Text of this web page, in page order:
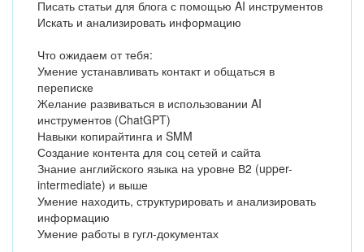
Писать статьи для блога с помощью AI инструментов
Искать и анализировать информацию
Что ожидаем от тебя:
Умение устанавливать контакт и общаться в
переписке
Желание развиваться в использовании AI
инструментов (ChatGPT)
Навыки копирайтинга и SMM
Создание контента для соц сетей и сайта
Знание английского языка на уровне В2 (upper-
intermediate) и выше
Умение находить, структурировать и анализировать
информацию
Умение работы в гугл-документах